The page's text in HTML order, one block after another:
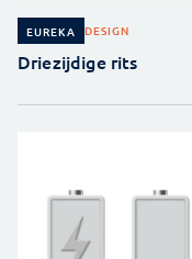
EUREKA DESIGN
Driezijdige rits